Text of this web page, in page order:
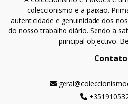
coleccionismo e a paixão.
autenticidade e genuinidade dos
do nosso trabalho diário. Sendo a
principal objectivo.
Contato